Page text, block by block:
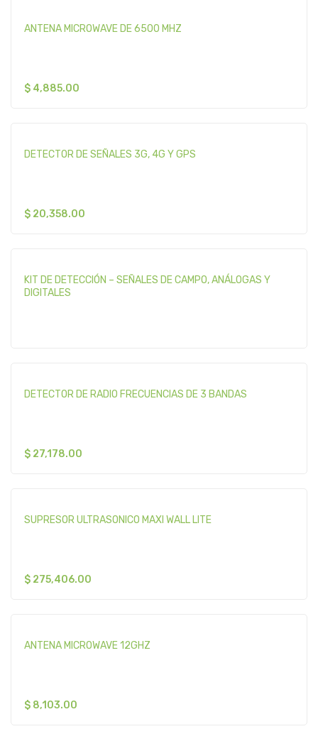
ANTENA MICROWAVE DE 6500 MHZ
$ 4,885.00
DETECTOR DE SEÑALES 3G, 4G Y GPS
$ 20,358.00
KIT DE DETECCIÓN – SEÑALES DE CAMPO, ANÁLOGAS Y
DIGITALES
DETECTOR DE RADIO FRECUENCIAS DE 3 BANDAS
$ 27,178.00
SUPRESOR ULTRASONICO MAXI WALL LITE
$ 275,406.00
ANTENA MICROWAVE 12GHZ
$ 8,103.00